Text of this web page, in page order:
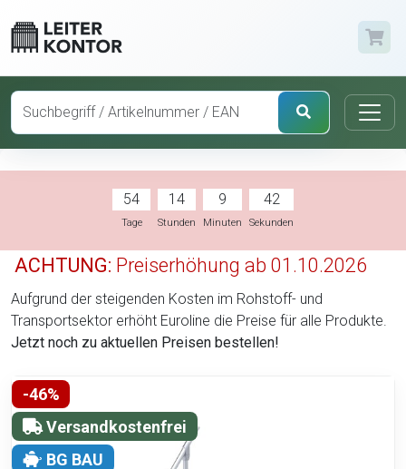
54
Tage
14
Stunden
9
Minuten
41
Sekunden
ACHTUNG: Preiserhöhung ab 01.10.2026
Aufgrund der steigenden Kosten im Rohstoff- und
Transportsektor erhöht Euroline die Preise für alle Produkte.
Jetzt noch zu aktuellen Preisen bestellen!
-46%
Versandkostenfrei
BG BAU